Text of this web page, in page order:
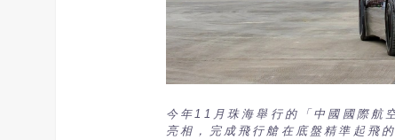
今年11月珠海舉行的「中國國際航
亮相，完成飛行艙在底盤精準起飛